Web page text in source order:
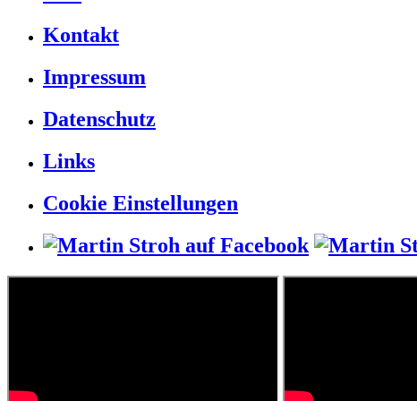
Kontakt
Impressum
Datenschutz
Links
Cookie Einstellungen